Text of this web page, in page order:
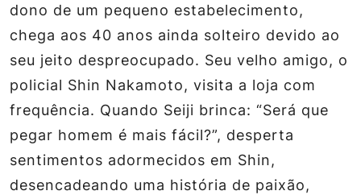
dono de um pequeno estabelecimento,
chega aos 40 anos ainda solteiro devido ao
seu jeito despreocupado. Seu velho amigo, o
policial Shin Nakamoto, visita a loja com
frequência. Quando Seiji brinca: “Será que
pegar homem é mais fácil?”, desperta
sentimentos adormecidos em Shin,
desencadeando uma história de paixão,